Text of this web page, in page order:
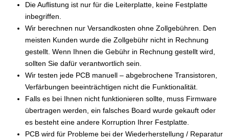
Die Auflistung ist nur für die Leiterplatte, keine Festplatte
inbegriffen.
Wir berechnen nur Versandkosten ohne Zollgebühren. Den
meisten Kunden wurde die Zollgebühr nicht in Rechnung
gestellt. Wenn Ihnen die Gebühr in Rechnung gestellt wird,
sollten Sie dafür verantwortlich sein.
Wir testen jede PCB manuell – abgebrochene Transistoren,
Verfärbungen beeinträchtigen nicht die Funktionalität.
Falls es bei Ihnen nicht funktionieren sollte, muss Firmware
übertragen werden, ein falsches Board wurde gekauft oder
es besteht eine andere Korruption Ihrer Festplatte.
PCB wird für Probleme bei der Wiederherstellung / Reparatur